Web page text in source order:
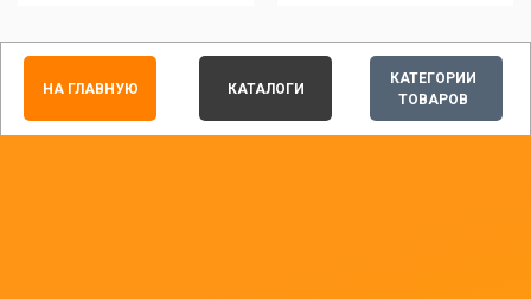
КАТЕГОРИИ
ТОВАРОВ
НА ГЛАВНУЮ КАТАЛОГИ